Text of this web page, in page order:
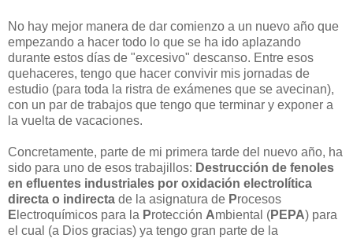
No hay mejor manera de dar comienzo a un nuevo año que
empezando a hacer todo lo que se ha ido aplazando
durante estos días de "excesivo" descanso. Entre esos
quehaceres, tengo que hacer convivir mis jornadas de
estudio (para toda la ristra de exámenes que se avecinan),
con un par de trabajos que tengo que terminar y exponer a
la vuelta de vacaciones.
Concretamente, parte de mi primera tarde del nuevo año, ha
sido para uno de esos trabajillos: Destrucción de fenoles
en efluentes industriales por oxidación electrolítica
directa o indirecta de la asignatura de Procesos
E lectroquímicos para la Protección Ambiental (PEPA) para
el cual (a Dios gracias) ya tengo gran parte de la